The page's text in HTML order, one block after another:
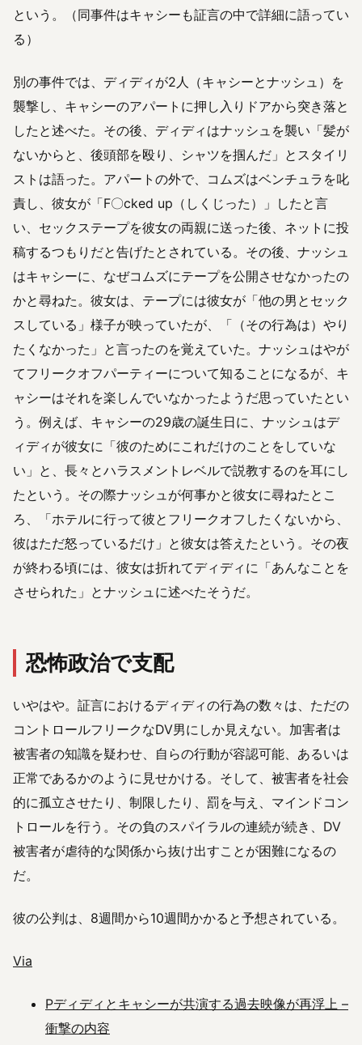
という。（同事件はキャシーも証言の中で詳細に語ってい
る）
別の事件では、ディディが2人（キャシーとナッシュ）を
襲撃し、キャシーのアパートに押し入りドアから突き落と
したと述べた。その後、ディディはナッシュを襲い「髪が
ないからと、後頭部を殴り、シャツを掴んだ」とスタイリ
ストは語った。アパートの外で、コムズはベンチュラを叱
責し、彼女が「F〇cked up（しくじった）」したと言
い、セックステープを彼女の両親に送った後、ネットに投
稿するつもりだと告げたとされている。その後、ナッシュ
はキャシーに、なぜコムズにテープを公開させなかったの
かと尋ねた。彼女は、テープには彼女が「他の男とセック
スしている」様子が映っていたが、「（その行為は）やり
たくなかった」と言ったのを覚えていた。ナッシュはやが
てフリークオフパーティーについて知ることになるが、キ
ャシーはそれを楽しんでいなかったようだ思っていたとい
う。例えば、キャシーの29歳の誕生日に、ナッシュはデ
ィディが彼女に「彼のためにこれだけのことをしていな
い」と、長々とハラスメントレベルで説教するのを耳にし
たという。その際ナッシュが何事かと彼女に尋ねたとこ
ろ、「ホテルに行って彼とフリークオフしたくないから、
彼はただ怒っているだけ」と彼女は答えたという。その夜
が終わる頃には、彼女は折れてディディに「あんなことを
させられた」とナッシュに述べたそうだ。
恐怖政治で支配
いやはや。証言におけるディディの行為の数々は、ただの
コントロールフリークなDV男にしか見えない。加害者は
被害者の知識を疑わせ、自らの行動が容認可能、あるいは
正常であるかのように見せかける。そして、被害者を社会
的に孤立させたり、制限したり、罰を与え、マインドコン
トロールを行う。その負のスパイラルの連続が続き、DV
被害者が虐待的な関係から抜け出すことが困難になるの
だ。
彼の公判は、8週間から10週間かかると予想されている。
Via
Pディディとキャシーが共演する過去映像が再浮上 –
衝撃の内容